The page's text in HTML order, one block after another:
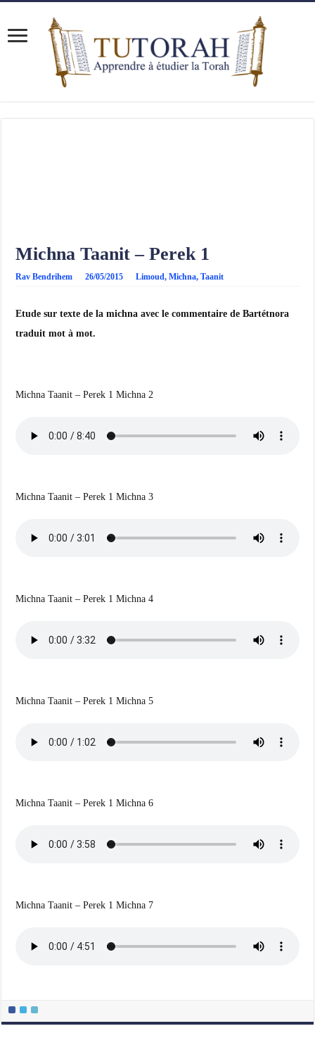
Michna Taanit – Perek 1
Rav Bendrihem 26/05/2015 Limoud,Michna,Taanit
Etude sur texte de la michna avec le commentaire de Bartétnora
traduit mot à mot.
Michna Taanit – Perek 1 Michna 2
Michna Taanit – Perek 1 Michna 3
Michna Taanit – Perek 1 Michna 4
Michna Taanit – Perek 1 Michna 5
Michna Taanit – Perek 1 Michna 6
Michna Taanit – Perek 1 Michna 7